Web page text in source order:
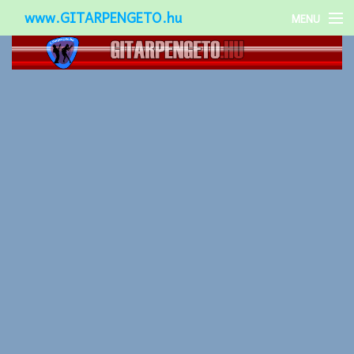
www.GITARPENGETO.hu MENU
Népszerű-